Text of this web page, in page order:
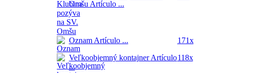
Omšu Artículo ...
Oznam Artículo ...
171x
Veľkoobjemný kontajnerArtículo
...
118x